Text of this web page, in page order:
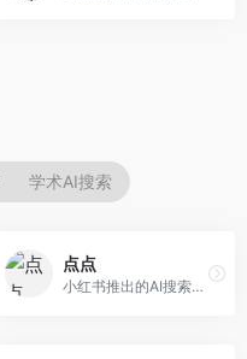
学术AI搜索
点点
小红书推出的AI搜索应用，专注于生活方式内容搜索。面向小红书用户，提供生活攻略、消费决策、内容推荐等服务，生活方式内容丰富。